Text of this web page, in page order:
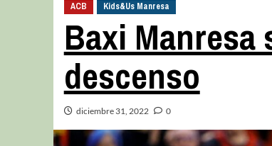
ACB Kids&Us Manresa
Baxi
descenso
diciembre 31, 2022 0